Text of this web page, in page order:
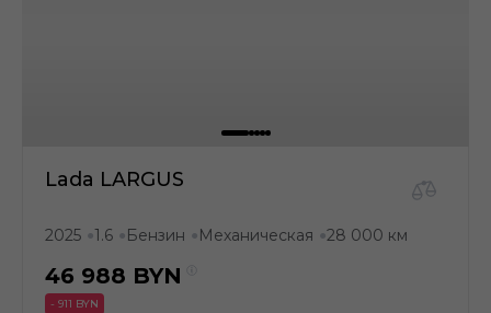
Lada LARGUS
2025 ●1.6 ● Бензин ● Механическая ●28 000 км
46 988 BYN
- 911 BYN